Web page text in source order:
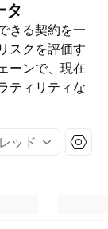
タ
きる契約を一
スクを評価す
ーンで、現在
ティリティな
ッド